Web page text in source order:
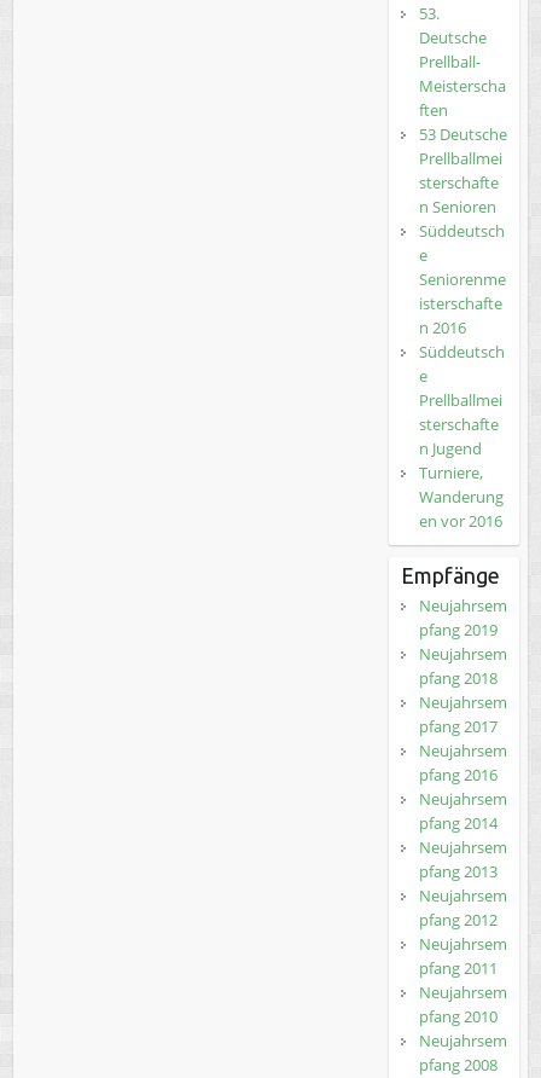
53.
Deutsche
Prellball-
Meisterscha
ften
53 Deutsche
Prellballmei
sterschafte
n Senioren
Süddeutsch
e
Seniorenme
isterschafte
n 2016
Süddeutsch
e
Prellballmei
sterschafte
n Jugend
Turniere,
Wanderung
en vor 2016
Empfänge
Neujahrsem
pfang 2019
Neujahrsem
pfang 2018
Neujahrsem
pfang 2017
Neujahrsem
pfang 2016
Neujahrsem
pfang 2014
Neujahrsem
pfang 2013
Neujahrsem
pfang 2012
Neujahrsem
pfang 2011
Neujahrsem
pfang 2010
Neujahrsem
pfang 2008